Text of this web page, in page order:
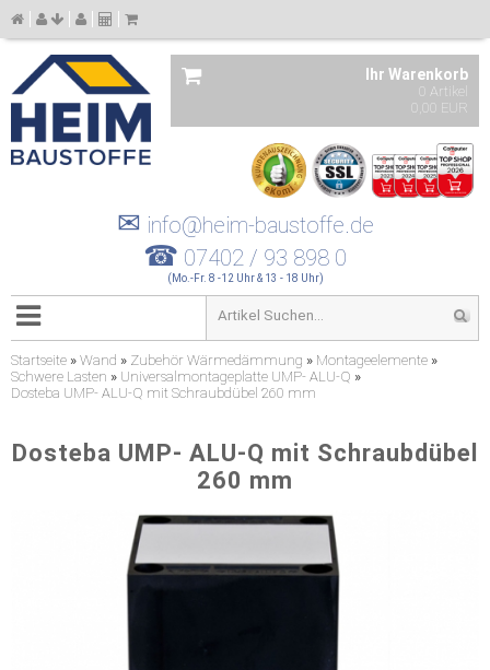
Ihr Warenkorb
0 Artikel
0,00 EUR
✉ info@heim-baustoffe.de
☎ 07402 / 93 898 0
(Mo.-Fr. 8 -12 Uhr & 13 - 18 Uhr)
Startseite » Wand » Zubehör Wärmedämmung » Montageelemente »
Schwere Lasten » Universalmontageplatte UMP- ALU-Q »
Dosteba UMP- ALU-Q mit Schraubdübel 260 mm
Dosteba UMP- ALU-Q mit Schraubdübel
260 mm